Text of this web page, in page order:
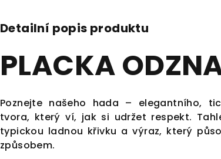
Detailní popis produktu
PLACKA
Poznejte našeho hada – elegantního,
tvora, který ví, jak si udržet respekt.
typickou ladnou křivku a výraz, který
způsobem.